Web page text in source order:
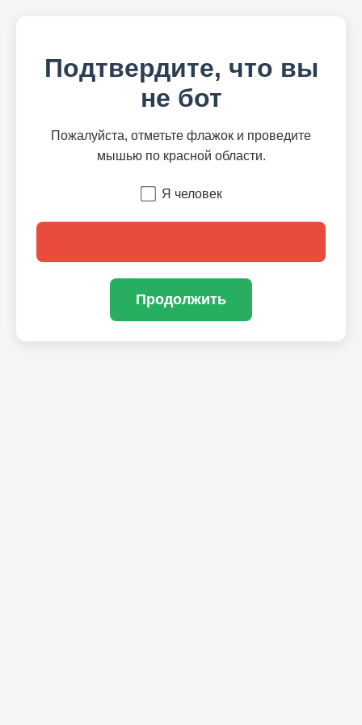
Подтвердите, что вы
не бот
Пожалуйста, отметьте флажок и проведите
мышью по красной области.
Я человек
Продолжить